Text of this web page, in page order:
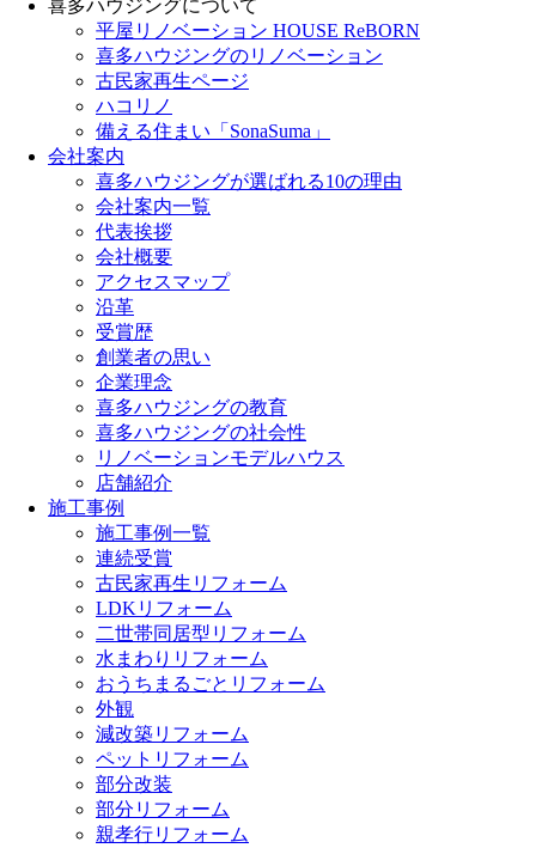
喜多ハウジングについて
平屋リノベーション HOUSE ReBORN
喜多ハウジングのリノベーション
古民家再生ページ
ハコリノ
備える住まい「SonaSuma」
会社案内
喜多ハウジングが選ばれる10の理由
会社案内一覧
代表挨拶
会社概要
アクセスマップ
沿革
受賞歴
創業者の思い
企業理念
喜多ハウジングの教育
喜多ハウジングの社会性
リノベーションモデルハウス
店舗紹介
施工事例
施工事例一覧
連続受賞
古民家再生リフォーム
LDKリフォーム
二世帯同居型リフォーム
水まわりリフォーム
おうちまるごとリフォーム
外観
減改築リフォーム
ペットリフォーム
部分改装
部分リフォーム
親孝行リフォーム